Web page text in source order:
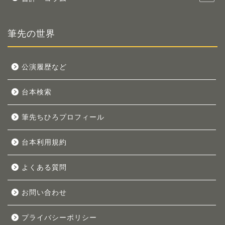
筆先の世界
公演履歴など
台本検索
筆先ちひろプロフィール
台本利用規約
よくある質問
お問い合わせ
プライバシーポリシー